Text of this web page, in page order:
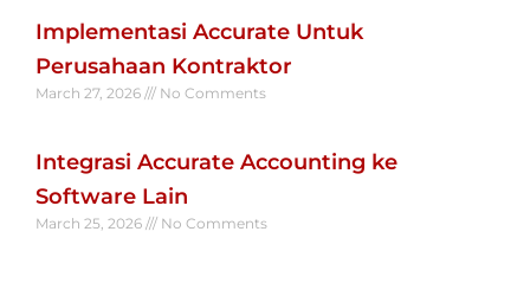
Implementasi Accurate Untuk
Perusahaan Kontraktor
March 27, 2026 No Comments
Integrasi Accurate Accounting ke
Software Lain
March 25, 2026 No Comments